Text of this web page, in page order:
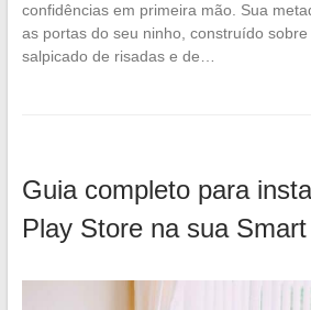
confidências em primeira mão. Sua
as portas do seu ninho, construído sobre
salpicado de risadas e de…
Guia completo para
Play Store na sua